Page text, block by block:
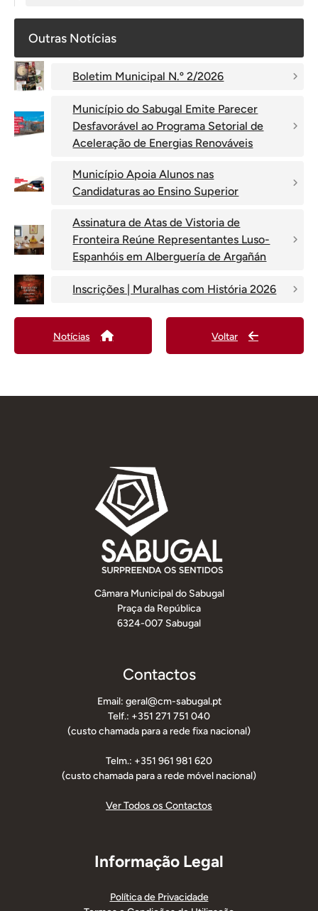
Outras Notícias
Boletim Municipal N.º 2/2026
Município do Sabugal Emite Parecer
Desfavorável ao Programa Setorial de
Aceleração de Energias Renováveis
Município Apoia Alunos nas
Candidaturas ao Ensino Superior
Assinatura de Atas de Vistoria de
Fronteira Reúne Representantes Luso-
Espanhóis em Alberguería de Argañán
Inscrições | Muralhas com História 2026
Notícias Voltar
Câmara Municipal do Sabugal
Praça da República
6324-007 Sabugal
Contactos
Email: geral@cm-sabugal.pt
Telf.: +351 271 751 040
(custo chamada para a rede fixa nacional)
Telm.: +351 961 981 620
(custo chamada para a rede móvel nacional)
Ver Todos os Contactos
Informação Legal
Política de Privacidade